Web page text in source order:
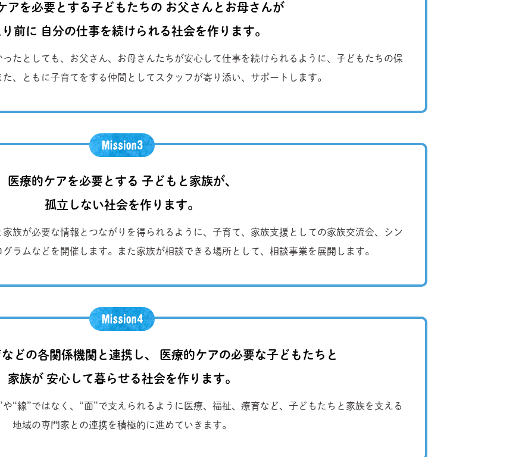
アを必要とする子どもたちの お父さんとお母さんが
前に 自分の仕事を続けられる社会を作ります。
たとしても、お父さん、お母さんたちが安心して仕事を続けられるように、子どもたちの保
、ともに子育てをする仲間としてスタッフが寄り添い、サポートします。
医療的ケアを必要とする 子どもと家族が、
孤立しない社会を作ります。
族が必要な情報とつながりを得られるように、子育て、家族支援としての家族交流会、シン
ラムなどを開催します。また家族が相談できる場所として、相談事業を展開します。
どの各関係機関と連携し、 医療的ケアの必要な子どもたちと
家族が 安心して暮らせる社会を作ります。
“線”ではなく、“面”で支えられるように医療、福祉、療育など、子どもたちと家族を支える
地域の専門家との連携を積極的に進めていきます。